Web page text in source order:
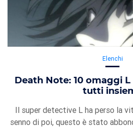
Elenchi
Death Note: 10 omaggi
tutti
Il super detective L ha perso la
senno di poi, questo è stato